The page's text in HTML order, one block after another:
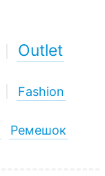
Outlet
Fashion
Ремешок